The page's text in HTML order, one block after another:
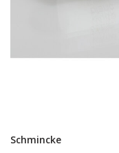
Schmincke